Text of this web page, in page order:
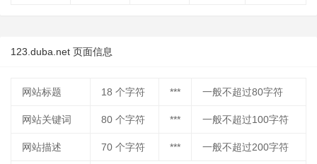
123.duba.net 页面信息
网站标题 18 个字符 *** 一般不超过80字符
网站关键词 80 个字符 *** 一般不超过100字符
网站描述 70 个字符 *** 一般不超过200字符